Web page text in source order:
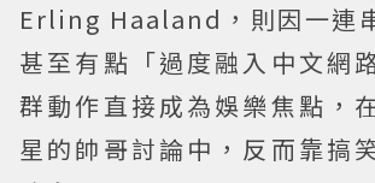
Erling Haaland，則因一連
甚至有點「過度融入中文網
群動作直接成為娛樂焦點，
星的帥哥討論中，反而靠搞